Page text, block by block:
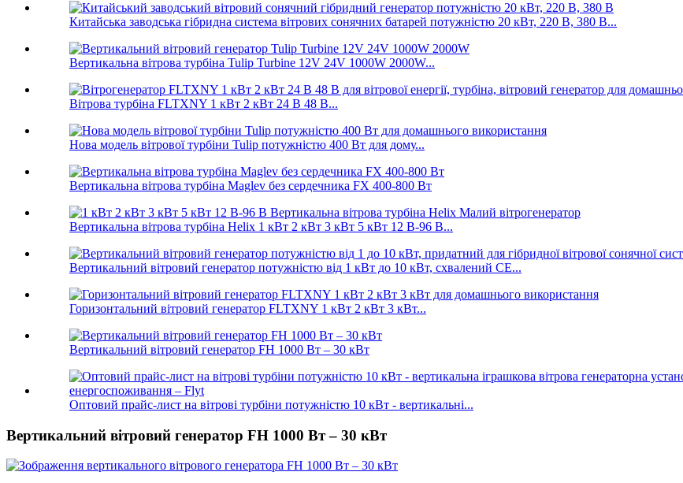
Китайська заводська гібридна система вітрових сонячних батарей потужністю 20 кВт, 220 В, 380 В...
Вертикальна вітрова турбіна Tulip Turbine 12V 24V 1000W 2000W...
Вітрова турбіна FLTXNY 1 кВт 2 кВт 24 В 48 В...
Нова модель вітрової турбіни Tulip потужністю 400 Вт для дому...
Вертикальна вітрова турбіна Maglev без сердечника FX 400-800 Вт
Вертикальна вітрова турбіна Helix 1 кВт 2 кВт 3 кВт 5 кВт 12 В-96 В...
Вертикальний вітровий генератор потужністю від 1 кВт до 10 кВт, схвалений CE...
Горизонтальний вітровий генератор FLTXNY 1 кВт 2 кВт 3 кВт...
Вертикальний вітровий генератор FH 1000 Вт – 30 кВт
Оптовий прайс-лист на вітрові турбіни потужністю 10 кВт - вертикальні...
Вертикальний вітровий генератор FH 1000 Вт – 30 кВт